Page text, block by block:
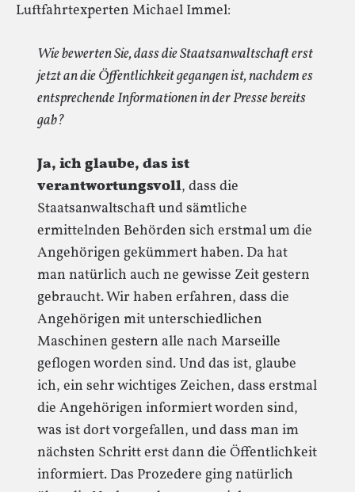
Luftfahrtexperten Michael Immel:
Wie bewerten Sie, dass die Staatsanwaltschaft erst
jetzt an die Öffentlichkeit gegangen ist, nachdem es
entsprechende Informationen in der Presse bereits
gab?
Ja, ich glaube, das ist
verantwortungsvoll, dass die
Staatsanwaltschaft und sämtliche
ermittelnden Behörden sich erstmal um die
Angehörigen gekümmert haben. Da hat
man natürlich auch ne gewisse Zeit gestern
gebraucht. Wir haben erfahren, dass die
Angehörigen mit unterschiedlichen
Maschinen gestern alle nach Marseille
geflogen worden sind. Und das ist, glaube
ich, ein sehr wichtiges Zeichen, dass erstmal
die Angehörigen informiert worden sind,
was ist dort vorgefallen, und dass man im
nächsten Schritt erst dann die Öffentlichkeit
informiert. Das Prozedere ging natürlich